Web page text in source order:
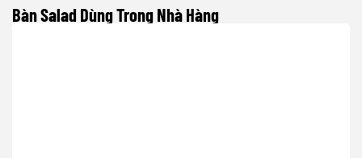
Bàn Salad Dùng Trong Nhà Hàng